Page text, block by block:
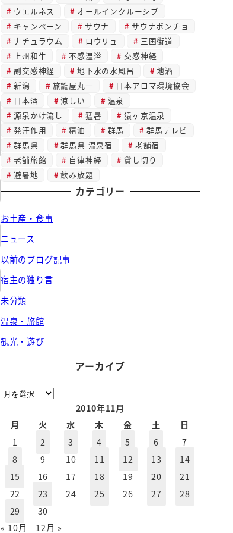
ウエルネス
オールインクルーシブ
キャンペーン
サウナ
サウナポンチョ
ナチュラウム
ロウリュ
三国街道
上州和牛
不感温浴
交感神経
副交感神経
地下水の水風呂
地酒
新潟
旅籠屋丸一
日本アロマ環境協会
日本酒
涼しい
温泉
源泉かけ流し
猛暑
猿ヶ京温泉
発汗作用
精油 群馬
群馬テレビ
群馬県
群馬県 温泉宿
老舗宿
老舗旅館
自律神経
貸し切り
避暑地
飲み放題
カテゴリー
お土産・食事
ニュース
以前のブログ記事
宿主の独り言
未分類
温泉・旅館
観光・遊び
アーカイブ
ア
2010年11月
月
火 水 木 金 土
日
1
2 3 4 5 6
7
8
9 10 11 12 13
14
15
16 17 18 19 20
21
22
23 24 25 26 27
28
29
30
« 10月
12月 »